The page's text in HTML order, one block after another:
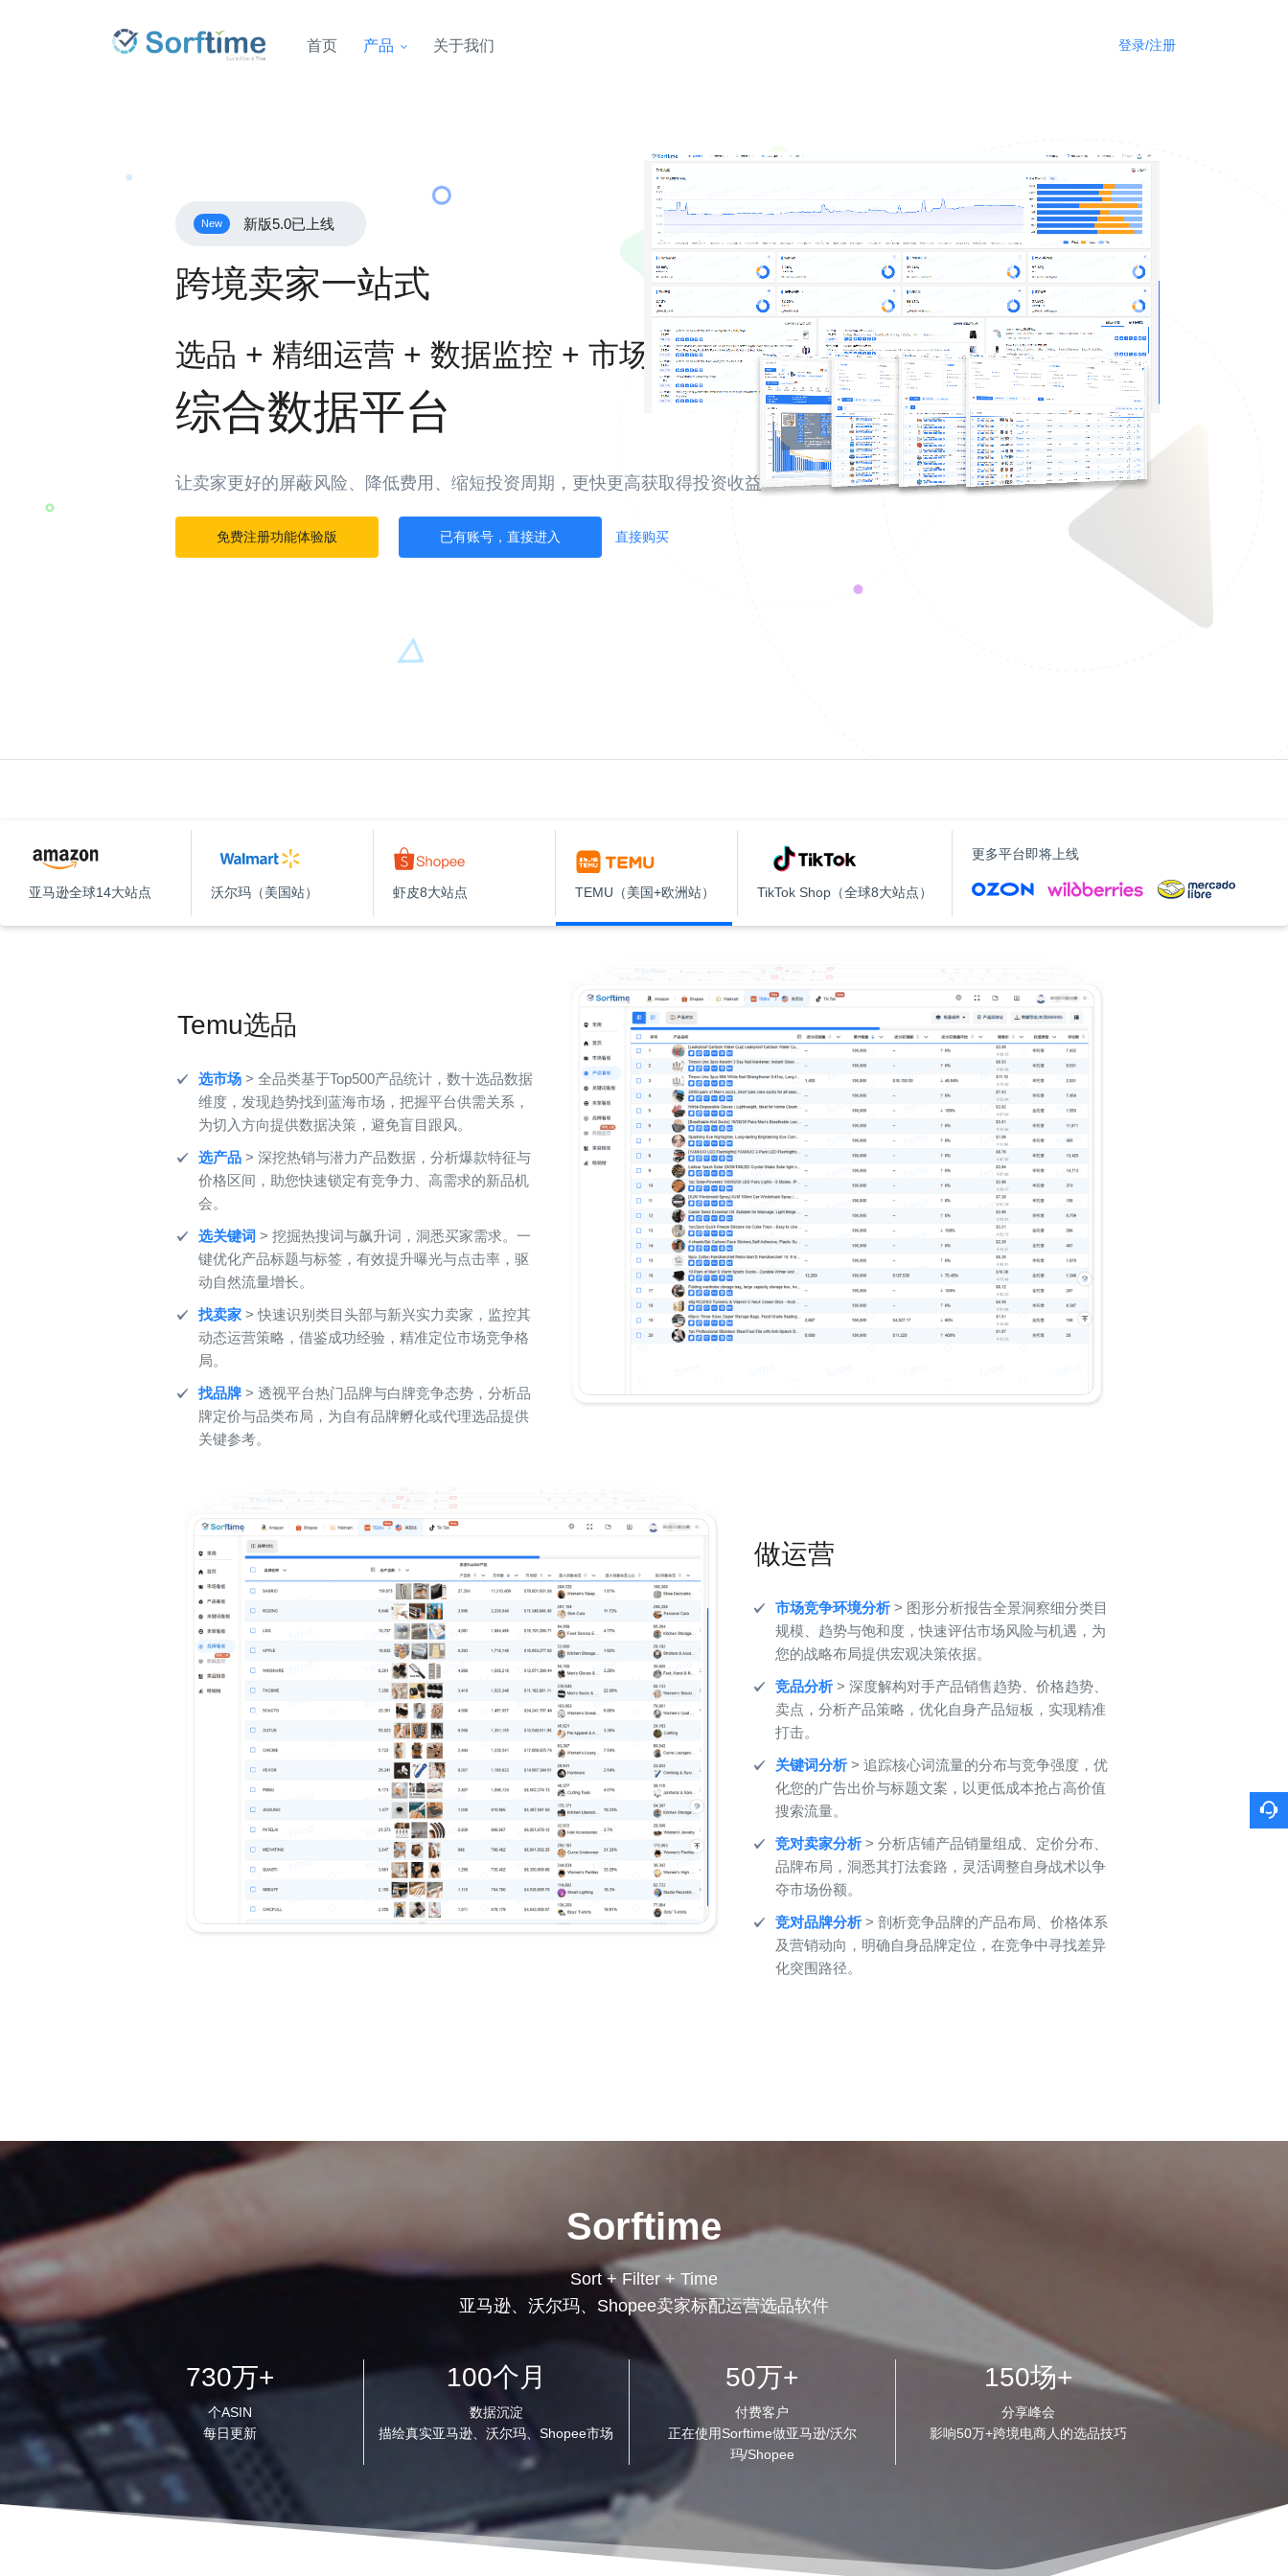
首页 产品 关于我们 登录/注册
New 新版5.0已上线
跨境卖家一站式
选品 + 精细运营 + 数据监控 + 市场挖掘
综合数据平台
让卖家更好的屏蔽风险、降低费用、缩短投资周期，更快更高获取得投资收益
免费注册功能体验版 已有账号，直接进入 直接购买
亚马逊全球14大站点 沃尔玛（美国站） 虾皮8大站点 TEMU（美国+欧洲站） TikTok Shop（全球8大站点）
更多平台即将上线
Temu选品
选市场 > 全品类基于Top500产品统计，数十选品数据
维度，发现趋势找到蓝海市场，把握平台供需关系，
为切入方向提供数据决策，避免盲目跟风。
选产品 > 深挖热销与潜力产品数据，分析爆款特征与
价格区间，助您快速锁定有竞争力、高需求的新品机
会。
选关键词 > 挖掘热搜词与飙升词，洞悉买家需求。一
键优化产品标题与标签，有效提升曝光与点击率，驱
动自然流量增长。
找卖家 > 快速识别类目头部与新兴实力卖家，监控其
动态运营策略，借鉴成功经验，精准定位市场竞争格
局。
找品牌 > 透视平台热门品牌与白牌竞争态势，分析品
牌定价与品类布局，为自有品牌孵化或代理选品提供
关键参考。
做运营
市场竞争环境分析> 图形分析报告全景洞察细分类目
规模、趋势与饱和度，快速评估市场风险与机遇，为
您的战略布局提供宏观决策依据。
竞品分析> 深度解构对手产品销售趋势、价格趋势、
卖点，分析产品策略，优化自身产品短板，实现精准
打击。
关键词分析> 追踪核心词流量的分布与竞争强度，优
化您的广告出价与标题文案，以更低成本抢占高价值
搜索流量。
竞对卖家分析> 分析店铺产品销量组成、定价分布、
品牌布局，洞悉其打法套路，灵活调整自身战术以争
夺市场份额。
竞对品牌分析> 剖析竞争品牌的产品布局、价格体系
及营销动向，明确自身品牌定位，在竞争中寻找差异
化突围路径。
Sorftime
Sort + Filter + Time
亚马逊、沃尔玛、Shopee卖家标配运营选品软件
730万+
个ASIN
每日更新
100个月
数据沉淀
描绘真实亚马逊、沃尔玛、Shopee市场
50万+
付费客户
正在使用Sorftime做亚马逊/沃尔
玛/Shopee
150场+
分享峰会
影响50万+跨境电商人的选品技巧